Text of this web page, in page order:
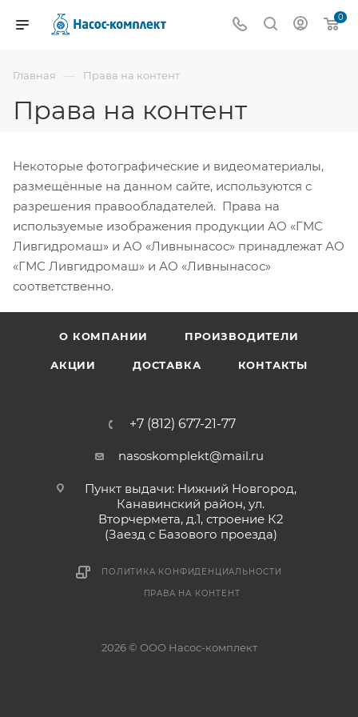
0
Главная — Права на контент
Права на контент
Некоторые фотографические и видеоматериалы,
размещённые на данном сайте, используются с
разрешения правообладателей. Права на
используемые изображения продукции АО «ГМС
Ливгидромаш» и АО «Ливнынасос» принадлежат АО
«ГМС Ливгидромаш» и АО «Ливнынасос»
соответственно.
О КОМПАНИИ ПРОИЗВОДИТЕЛИ
АКЦИИ ДОСТАВКА КОНТАКТЫ
+7 (812) 677-21-77
nasoskomplekt@mail.ru
Пункт выдачи: Нижний Новгород,
Канавинский район, ул.
Вторчермета, д.1, строение К2
(Заезд с Базового проезда)
ПОЛИТИКА КОНФИДЕНЦИАЛЬНОСТИ
ПРАВА НА КОНТЕНТ
2026 © ООО Насос-комплект